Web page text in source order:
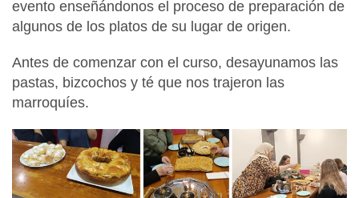
evento enseñándonos el proceso de preparación de
algunos de los platos de su lugar de origen.
Antes de comenzar con el curso, desayunamos las
pastas, bizcochos y té que nos trajeron las
marroquíes.